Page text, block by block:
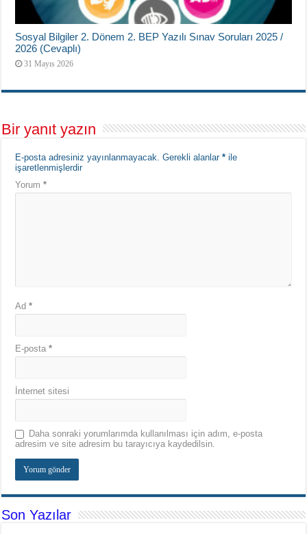
Sosyal Bilgiler 2. Dönem 2. BEP Yazılı Sınav Soruları 2025 /
2026 (Cevaplı)
31 Mayıs 2026
Bir yanıt yazın
E-posta adresiniz yayınlanmayacak. Gerekli alanlar* ile
işaretlenmişlerdir
Yorum*
Ad*
E-posta*
İnternet sitesi
Daha sonraki yorumlarımda kullanılması için adım, e-posta
adresim ve site adresim bu tarayıcıya kaydedilsin.
Son Yazılar